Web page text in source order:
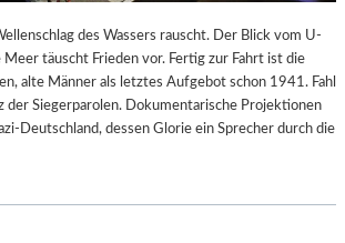
des Wassers rauscht. Der Blick vom U-
täuscht Frieden vor. Fertig zur Fahrt ist die
alte Männer als letztes Aufgebot schon 1941. Fahl
der Siegerparolen. Dokumentarische Projektionen
Deutschland, dessen Glorie ein Sprecher durch die